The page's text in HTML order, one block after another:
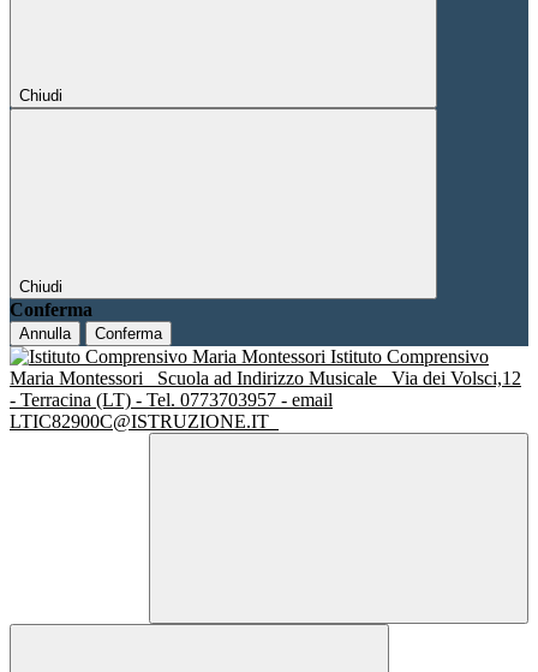
Chiudi
Chiudi
Conferma
Annulla Conferma
Istituto Comprensivo
Maria Montessori
Scuola ad Indirizzo Musicale
Via dei Volsci,12
- Terracina (LT) - Tel. 0773703957 - email
LTIC82900C@ISTRUZIONE.IT